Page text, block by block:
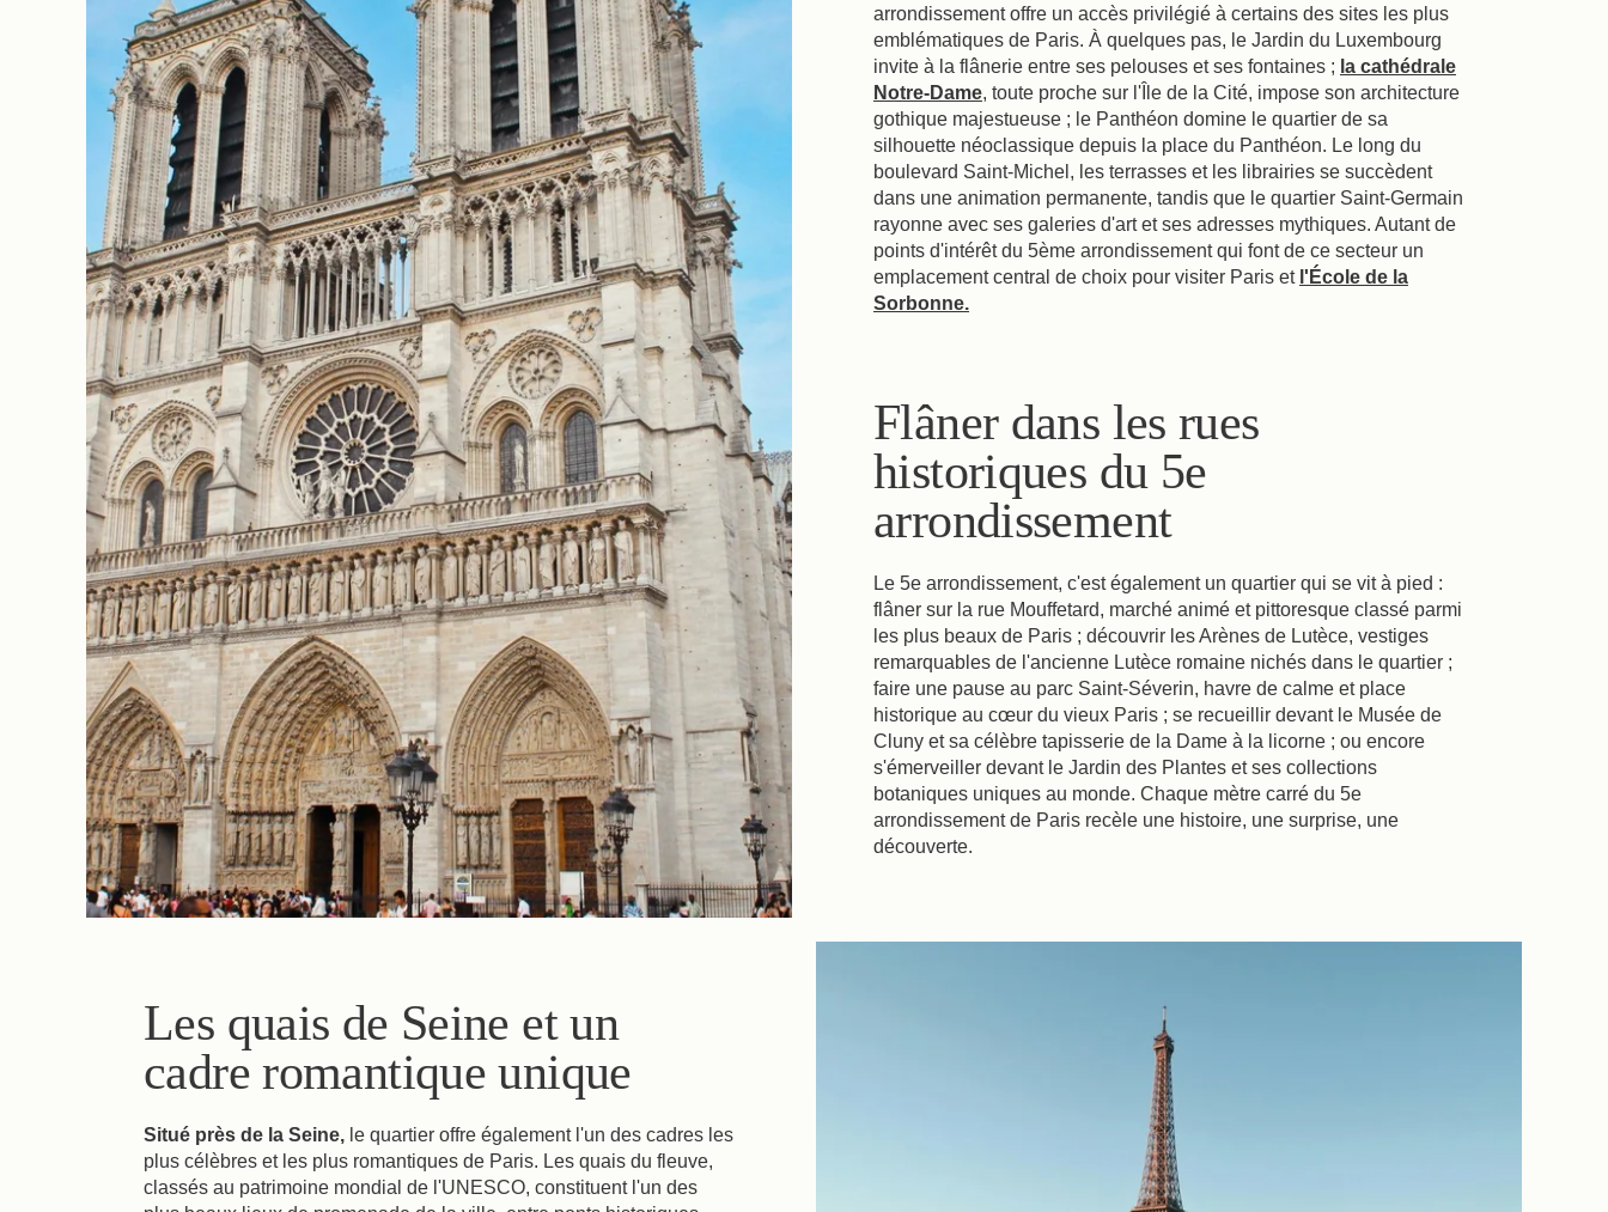
arrondissement offre un accès privilégié à certains des sites les plus
emblématiques de Paris. À quelques pas, le Jardin du Luxembourg
invite à la flânerie entre ses pelouses et ses fontaines ; la cathédrale
Notre-Dame, toute proche sur l'Île de la Cité, impose son architecture
gothique majestueuse ; le Panthéon domine le quartier de sa
silhouette néoclassique depuis la place du Panthéon. Le long du
boulevard Saint-Michel, les terrasses et les librairies se succèdent
dans une animation permanente, tandis que le quartier Saint-Germain
rayonne avec ses galeries d'art et ses adresses mythiques. Autant de
points d'intérêt du 5ème arrondissement qui font de ce secteur un
emplacement central de choix pour visiter Paris et l'École de la
Sorbonne.
Flâner dans les rues
historiques du 5e
arrondissement
Le 5e arrondissement, c'est également un quartier qui se vit à pied :
flâner sur la rue Mouffetard, marché animé et pittoresque classé parmi
les plus beaux de Paris ; découvrir les Arènes de Lutèce, vestiges
remarquables de l'ancienne Lutèce romaine nichés dans le quartier ;
faire une pause au parc Saint-Séverin, havre de calme et place
historique au cœur du vieux Paris ; se recueillir devant le Musée de
Cluny et sa célèbre tapisserie de la Dame à la licorne ; ou encore
s'émerveiller devant le Jardin des Plantes et ses collections
botaniques uniques au monde. Chaque mètre carré du 5e
arrondissement de Paris recèle une histoire, une surprise, une
découverte.
Les quais de Seine et un
cadre romantique unique
Situé près de la Seine, le quartier offre également l'un des cadres les
plus célèbres et les plus romantiques de Paris. Les quais du fleuve,
classés au patrimoine mondial de l'UNESCO, constituent l'un des
Spa
Bar & Rooftop
Nos Partenaires
Accès
Réserver
Nous contacter